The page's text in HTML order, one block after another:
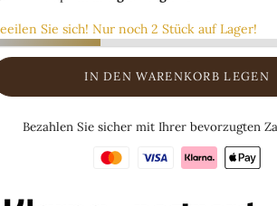
Sie sich! Nur noch 2 Stück auf Lager!
IN DEN WARENKORB LEGEN
Bezahlen Sie sicher mit Ihrer bevorzugten